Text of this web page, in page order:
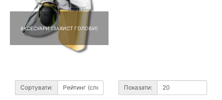
АКСЕСУАРИ (ЗАХИСТ ГОЛОВИ)
Сортувати: Показати: